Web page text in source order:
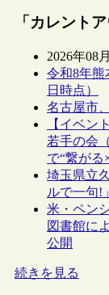
「カレント
2026年08
令和8年熊
日時点）
名古屋市
【イベン
若手の会
で“繋がる
埼玉県立
ルで一句!
米・ペン
図書館に
公開
続きを見る